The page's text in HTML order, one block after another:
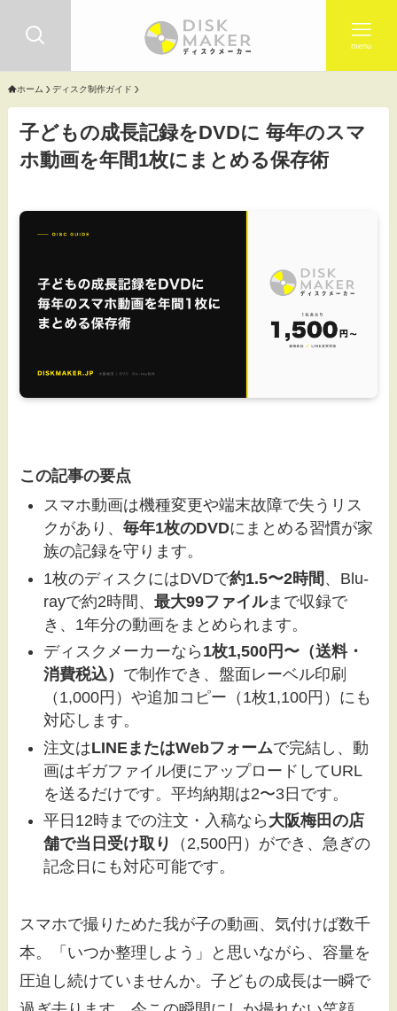
menu
ホーム ディスク制作ガイド
子どもの成長記録をDVDに 毎年のスマ
ホ動画を年間1枚にまとめる保存術
この記事の要点
スマホ動画は機種変更や端末故障で失うリス
クがあり、毎年1枚のDVDにまとめる習慣が家
族の記録を守ります。
1枚のディスクにはDVDで約1.5〜2時間 、Blu-
rayで約2時間、最大99ファイルまで収録で
き、1年分の動画をまとめられます。
ディスクメーカーなら 1枚1,500円〜（送料・
消費税込） で制作でき、盤面レーベル印刷
（1,000円）や追加コピー（1枚1,100円）にも
対応します。
注文はLINEまたはWebフォームで完結し、動
画はギガファイル便にアップロードしてURL
を送るだけです。平均納期は2〜3日です。
平日12時までの注文・入稿なら 大阪梅田の店
舗で当日受け取り
（2,500円）ができ、急ぎの
記念日にも対応可能です。
スマホで撮りためた我が子の動画、気付けば数千
本。「いつか整理しよう」と思いながら、容量を
圧迫し続けていませんか。子どもの成長は一瞬で